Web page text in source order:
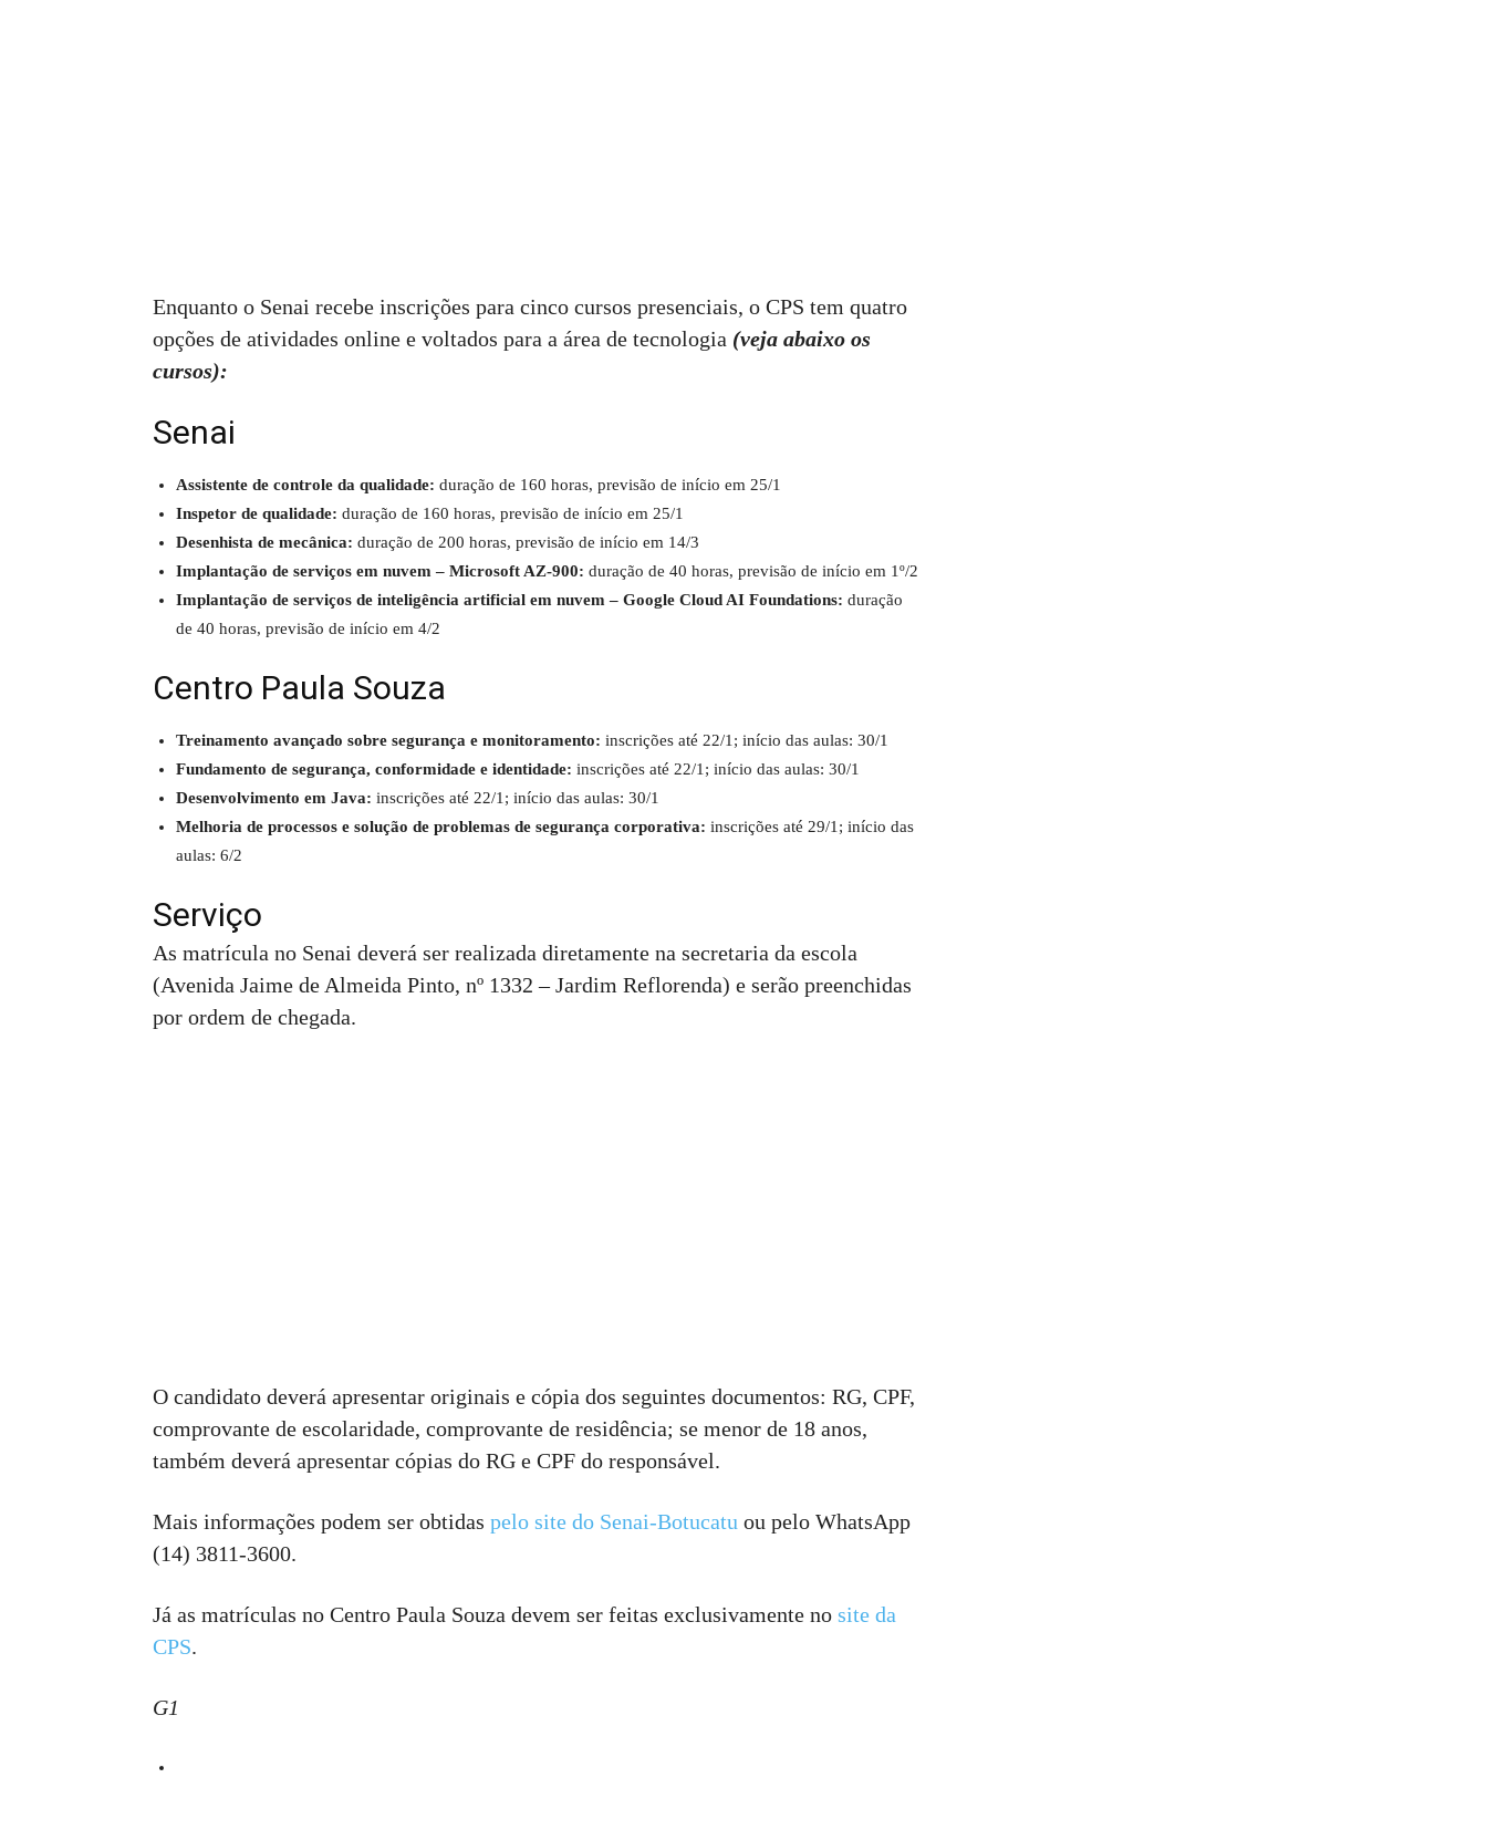
Enquanto o Senai recebe inscrições para cinco cursos presenciais, o CPS tem quatro
opções de atividades online e voltados para a área de tecnologia (veja abaixo os
cursos):
Senai
Assistente de controle da qualidade: duração de 160 horas, previsão de início em 25/1
Inspetor de qualidade: duração de 160 horas, previsão de início em 25/1
Desenhista de mecânica: duração de 200 horas, previsão de início em 14/3
Implantação de serviços em nuvem – Microsoft AZ-900: duração de 40 horas, previsão de início em 1º/2
Implantação de serviços de inteligência artificial em nuvem – Google Cloud AI Foundations: duração
de 40 horas, previsão de início em 4/2
Centro Paula Souza
Treinamento avançado sobre segurança e monitoramento: inscrições até 22/1; início das aulas: 30/1
Fundamento de segurança, conformidade e identidade: inscrições até 22/1; início das aulas: 30/1
Desenvolvimento em Java: inscrições até 22/1; início das aulas: 30/1
Melhoria de processos e solução de problemas de segurança corporativa: inscrições até 29/1; início das
aulas: 6/2
Serviço
As matrícula no Senai deverá ser realizada diretamente na secretaria da escola
(Avenida Jaime de Almeida Pinto, nº 1332 – Jardim Reflorenda) e serão preenchidas
por ordem de chegada.
O candidato deverá apresentar originais e cópia dos seguintes documentos: RG, CPF,
comprovante de escolaridade, comprovante de residência; se menor de 18 anos,
também deverá apresentar cópias do RG e CPF do responsável.
Mais informações podem ser obtidas pelo site do Senai-Botucatu ou pelo WhatsApp
(14) 3811-3600.
Já as matrículas no Centro Paula Souza devem ser feitas exclusivamente no site da
CPS.
G1